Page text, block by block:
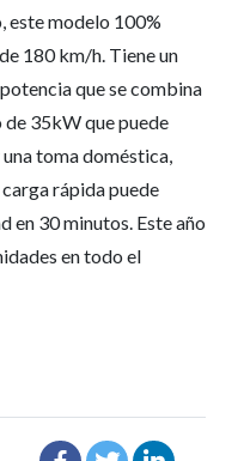
este modelo 100%
180 km/h. Tiene un
que se combina
35kW que puede
toma doméstica,
rápida puede
en 30 minutos. Este año
en todo el